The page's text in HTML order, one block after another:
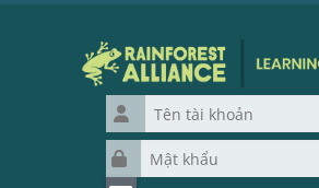
Tên tài khoản
Mật khẩu